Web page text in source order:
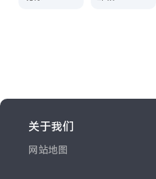
关于我们
网站地图